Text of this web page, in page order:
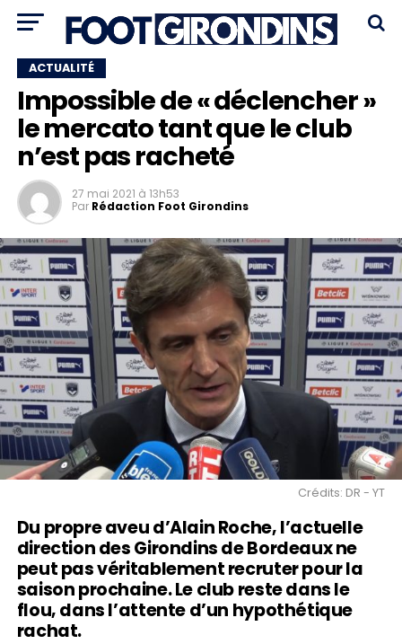
ACTUALITÉ
Impossible de « déclencher »
le mercato tant que le club
n’est pas racheté
27 mai 2021 à 13h53
Par Rédaction Foot Girondins
Crédits: DR - YT
Du propre aveu d’Alain Roche, l’actuelle
direction des Girondins de Bordeaux ne
peut pas véritablement recruter pour la
saison prochaine. Le club reste dans le
flou, dans l’attente d’un hypothétique
rachat.